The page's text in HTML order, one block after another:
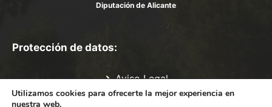
Diputación de Alicante
Protección de datos:
Aviso Legal
Política de Privacidad
Utilizamos cookies para ofrecerte la mejor experiencia en
nuestra web.